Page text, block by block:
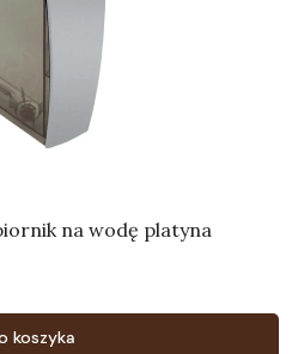
na wodę platyna
koszyka